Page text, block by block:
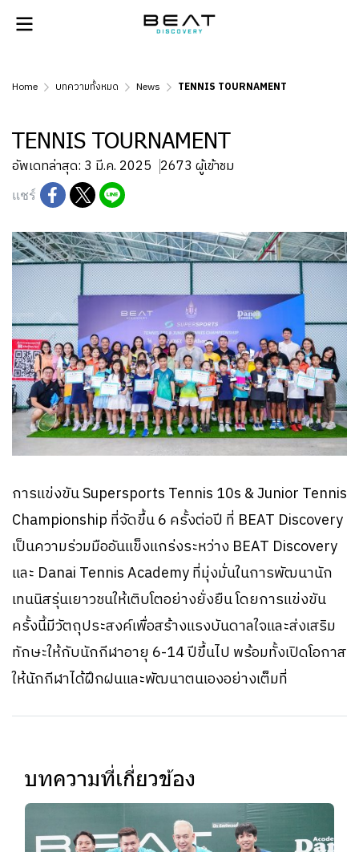
Home บทความทั้งหมด News TENNIS TOURNAMENT
TENNIS TOURNAMENT
อัพเดทล่าสุด: 3 มี.ค. 2025 2673 ผู้เข้าชม
แชร์
การแข่งขัน Supersports Tennis 10s & Junior Tennis
Championship ที่จัดขึ้น 6 ครั้งต่อปี ที่ BEAT Discovery
เป็นความร่วมมืออันแข็งแกร่งระหว่าง BEAT Discovery
และ Danai Tennis Academy ที่มุ่งมั่นในการพัฒนานัก
เทนนิสรุ่นเยาวชนให้เติบโตอย่างยั่งยืน โดยการแข่งขัน
ครั้งนี้มีวัตถุประสงค์เพื่อสร้างแรงบันดาลใจและส่งเสริม
ทักษะให้กับนักกีฬาอายุ 6-14 ปีขึ้นไป พร้อมทั้งเปิดโอกาส
ให้นักกีฬาได้ฝึกฝนและพัฒนาตนเองอย่างเต็มที่
บทความที่เกี่ยวข้อง